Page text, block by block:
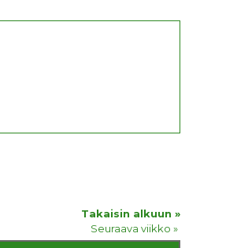
Takaisin alkuun »
Seuraava viikko »